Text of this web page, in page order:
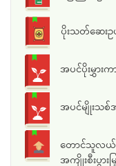
ပိုးသတ်ဆေးဥ
အပင်ပိုးမွှာ
အပင်မျိုးသစ်
တောင်သူလယ်
အကျိုးစီးပွား